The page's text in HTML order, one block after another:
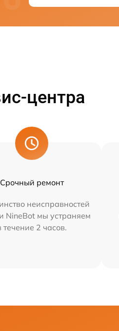
центра
Срочный ремонт
неисправностей
NineBot мы устраняем
течение 2 часов.